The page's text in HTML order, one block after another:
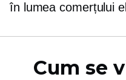
în lumea comerțului
Cum se